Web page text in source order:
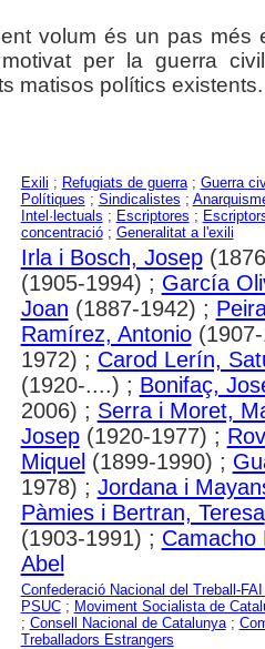
volum és un pas més
per la guerra
matisos polítics existents.
Exili ; Refugiats de guerra; Guerra
Polítiques ; Sindicalistes ;
Intel·lectuals ; Escriptores ;
concentració; Generalitat a l'exili
Irla i Bosch, Josep
(1905-1994) ; García
Joan (1887-1942) ;
Ramírez, Antonio
1972) ; Carod Lerín,
(1920-....) ; Bonifaç,
2006) ; Serra i Moret,
Josep(1920-1977) ;
Miquel (1899-1990) ;
1978) ; Jordana i
Pàmies i Bertran, Teresa
(1903-1991) ; Camacho
Abel
Confederació Nacional del Treball-
PSUC; Moviment Socialista de
; Consell Nacional de Catalunya;
Treballadors Estrangers